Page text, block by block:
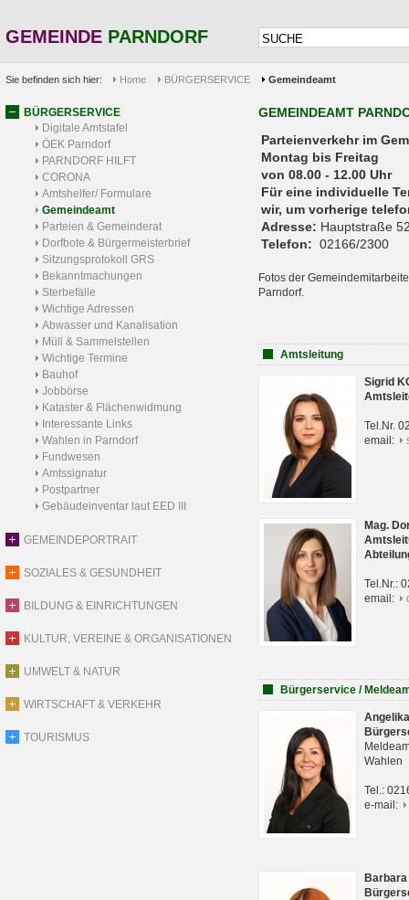
GEMEINDE PARNDORF
Sie befinden sich hier: Home BÜRGERSERVICE Gemeindeamt
BÜRGERSERVICE
Digitale Amtstafel
ÖEK Parndorf
PARNDORF HILFT
CORONA
Amtshelfer/ Formulare
Gemeindeamt
Parteien & Gemeinderat
Dorfbote & Bürgermeisterbrief
Sitzungsprotokoll GRS
Bekanntmachungen
Sterbefälle
Wichtige Adressen
Abwasser und Kanalisation
Müll & Sammelstellen
Wichtige Termine
Bauhof
Jobbörse
Kataster & Flächenwidmung
Interessante Links
Wahlen in Parndorf
Fundwesen
Amtssignatur
Postpartner
Gebäudeinventar laut EED III
GEMEINDEPORTRAIT
SOZIALES & GESUNDHEIT
BILDUNG & EINRICHTUNGEN
KULTUR, VEREINE & ORGANISATIONEN
UMWELT & NATUR
WIRTSCHAFT & VERKEHR
TOURISMUS
GEMEINDEAMT
Parteienverkehr
Montag bis Freitag
von 08.00 - 12.00 Uhr
Für eine individuelle
wir, um vorherige
Adresse: Hauptstraße
Telefon: 02166/2300
Fotos der
Parndorf.
Amtsleitung
Sigrid
Tel.Nr.
email:
Mag.
Tel.Nr.:
email:
Bürgerservice /
Wahlen
Tel.:
e-mail: